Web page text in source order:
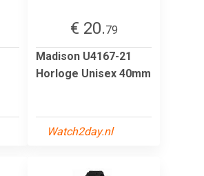
€ 20.79
Madison U4167-21
Horloge Unisex 40mm
Watch2day.nl